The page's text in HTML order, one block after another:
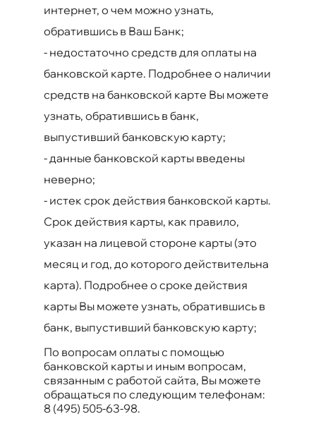
интернет, о чем можно узнать,
обратившись в Ваш Банк;
- недостаточно средств для оплаты на
банковской карте. Подробнее о наличии
средств на банковской карте Вы можете
узнать, обратившись в банк,
выпустивший банковскую карту;
- данные банковской карты введены
неверно;
- истек срок действия банковской карты.
Срок действия карты, как правило,
указан на лицевой стороне карты (это
месяц и год, до которого действительна
карта). Подробнее о сроке действия
карты Вы можете узнать, обратившись в
банк, выпустивший банковскую карту;
По вопросам оплаты с помощью
банковской карты и иным вопросам,
связанным с работой сайта, Вы можете
обращаться по следующим телефонам:
8 (495) 505-63-98.